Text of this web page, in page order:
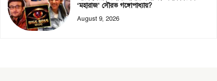
‘মহারাজ’ সৌরভ গঙ্গোপাধ্যায়?
August 9, 2026